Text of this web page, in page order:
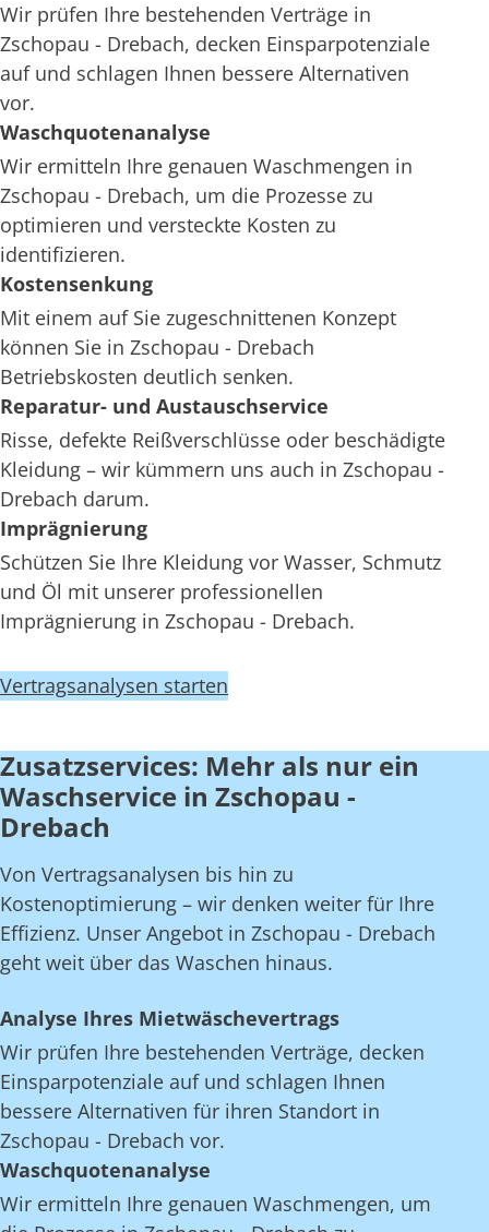
Wir prüfen Ihre bestehenden Verträge in
Zschopau - Drebach, decken Einsparpotenziale
auf und schlagen Ihnen bessere Alternativen
vor.
Waschquotenanalyse
Wir ermitteln Ihre genauen Waschmengen in
Zschopau - Drebach, um die Prozesse zu
optimieren und versteckte Kosten zu
identifizieren.
Kostensenkung
Mit einem auf Sie zugeschnittenen Konzept
können Sie in Zschopau - Drebach
Betriebskosten deutlich senken.
Reparatur- und Austauschservice
Risse, defekte Reißverschlüsse oder beschädigte
Kleidung – wir kümmern uns auch in Zschopau -
Drebach darum.
Imprägnierung
Schützen Sie Ihre Kleidung vor Wasser, Schmutz
und Öl mit unserer professionellen
Imprägnierung in Zschopau - Drebach.
Vertragsanalysen starten
Zusatzservices: Mehr als nur ein
Waschservice in Zschopau -
Drebach
Von Vertragsanalysen bis hin zu
Kostenoptimierung – wir denken weiter für Ihre
Effizienz. Unser Angebot in Zschopau - Drebach
geht weit über das Waschen hinaus.
Analyse Ihres Mietwäschevertrags
Wir prüfen Ihre bestehenden Verträge, decken
Einsparpotenziale auf und schlagen Ihnen
bessere Alternativen für ihren Standort in
Zschopau - Drebach vor.
Waschquotenanalyse
Wir ermitteln Ihre genauen Waschmengen, um